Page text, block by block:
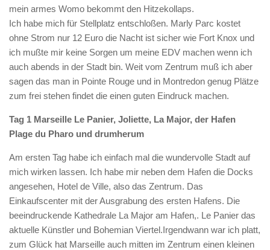
mein armes Womo bekommt den Hitzekollaps.
Ich habe mich für Stellplatz entschloßen. Marly Parc kostet
ohne Strom nur 12 Euro die Nacht ist sicher wie Fort Knox und
ich mußte mir keine Sorgen um meine EDV machen wenn ich
auch abends in der Stadt bin. Weit vom Zentrum muß ich aber
sagen das man in Pointe Rouge und in Montredon genug Plätze
zum frei stehen findet die einen guten Eindruck machen.
Tag 1 Marseille Le Panier, Joliette, La Major, der Hafen
Plage du Pharo und drumherum
Am ersten Tag habe ich einfach mal die wundervolle Stadt auf
mich wirken lassen. Ich habe mir neben dem Hafen die Docks
angesehen, Hotel de Ville, also das Zentrum. Das
Einkaufscenter mit der Ausgrabung des ersten Hafens. Die
beeindruckende Kathedrale La Major am Hafen,. Le Panier das
aktuelle Künstler und Bohemian Viertel.Irgendwann war ich platt,
zum Glück hat Marseille auch mitten im Zentrum einen kleinen